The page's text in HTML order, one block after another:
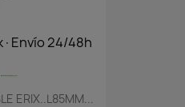
24/48h
ERIX..L85MM...